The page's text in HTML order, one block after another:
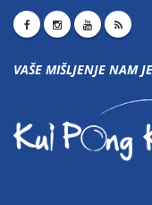
VAŠE MIŠLJENJE NAM